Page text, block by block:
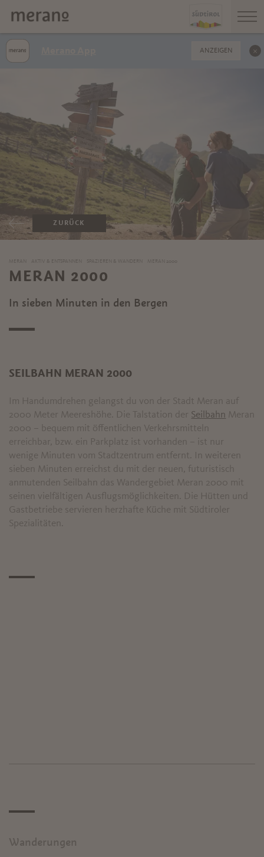
ZURÜCK
MERAN AKTIV & ENTSPANNEN SPAZIEREN & WANDERN MERAN 2000
MERAN 2000
In sieben Minuten in den Bergen
SEILBAHN MERAN 2000
Im Handumdrehen gelangst du von der Stadt Meran auf
2000 Meter Meereshöhe. Die Talstation der Seilbahn Meran
2000 – bequem mit öffentlichen Verkehrsmitteln
erreichbar, bzw. ein Parkplatz ist vorhanden – ist nur
wenige Minuten vom Stadtzentrum entfernt. In weiteren
sieben Minuten erreichst du mit der neuen, futuristisch
anmutenden Seilbahn das Wandergebiet Meran 2000 mit
seinen vielfältigen Ausflugsmöglichkeiten. Die Hütten und
Gastbetriebe servieren herzhafte Küche mit Südtiroler
Spezialitäten.
Wanderungen
ANZEIGEN